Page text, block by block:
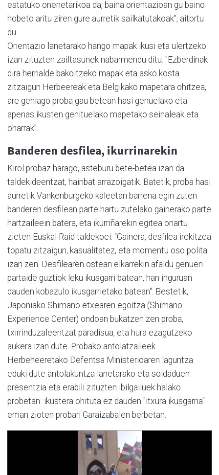
estatuko onenetarikoa da, baina orientazioan gu baino
hobeto aritu ziren gure aurretik sailkatutakoak", aitortu
du.
Orientazio lanetarako hango mapak ikusi eta ulertzeko
izan zituzten zailtasunek nabarmendu ditu. "Ezberdinak
dira herrialde bakoitzeko mapak eta asko kosta
zitzaigun Herbeereak eta Belgikako mapetara ohitzea,
are gehiago proba gau betean hasi genuelako eta
apenas ikusten genituelako mapetako seinaleak eta
oharrak".
Banderen desfilea, ikurrinarekin
Kirol probaz harago, asteburu bete-betea izan da
taldekideentzat, hainbat arrazoigatik. Batetik, proba hasi
aurretik Vankenburgeko kaleetan barrena egin zuten
banderen desfilean parte hartu zutelako gainerako parte
hartzaileein batera, eta ikurriñarekin egitea onartu
zieten Euskal Raid taldekoei. "Gainera, desfilea irekitzea
topatu zitzaigun, kasualitatez, eta momentu oso polita
izan zen. Desfilearen ostean elkarrekin afaldu genuen
partaide guztiok leku ikusgarri batean, han inguruan
dauden kobazulo ikusgarrietako batean". Bestetik,
Japoniako Shimano etxearen egoitza (Shimano
Experience Center) ondoan bukatzen zen proba,
txirrinduzaleentzat paradisua, eta hura ezagutzeko
aukera izan dute. Probako antolatzaileek
Herbeheeretako Defentsa Ministerioaren laguntza
eduki dute antolakuntza lanetarako eta soldaduen
presentzia eta erabili zituzten ibilgailuek halako
probetan ikustera ohituta ez dauden "itxura ikusgarria"
eman zioten probari Garaizabalen berbetan.